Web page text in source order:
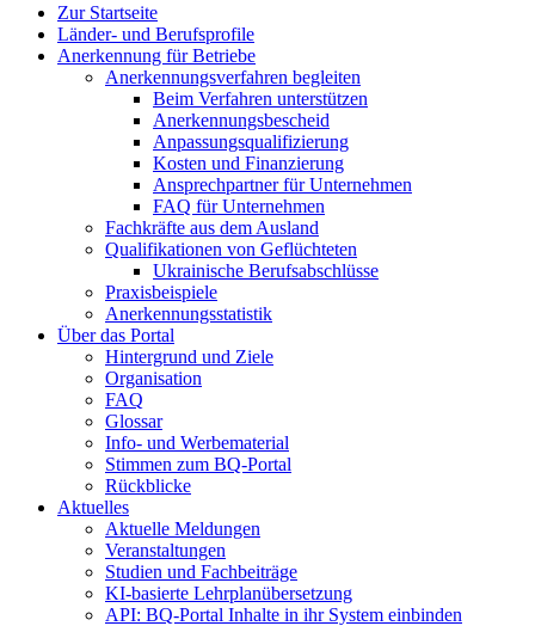
Zur Startseite
Länder- und Berufsprofile
Anerkennung für Betriebe
Anerkennungsverfahren begleiten
Beim Verfahren unterstützen
Anerkennungsbescheid
Anpassungsqualifizierung
Kosten und Finanzierung
Ansprechpartner für Unternehmen
FAQ für Unternehmen
Fachkräfte aus dem Ausland
Qualifikationen von Geflüchteten
Ukrainische Berufsabschlüsse
Praxisbeispiele
Anerkennungsstatistik
Über das Portal
Hintergrund und Ziele
Organisation
FAQ
Glossar
Info- und Werbematerial
Stimmen zum BQ-Portal
Rückblicke
Aktuelles
Aktuelle Meldungen
Veranstaltungen
Studien und Fachbeiträge
KI-basierte Lehrplanübersetzung
API: BQ-Portal Inhalte in ihr System einbinden